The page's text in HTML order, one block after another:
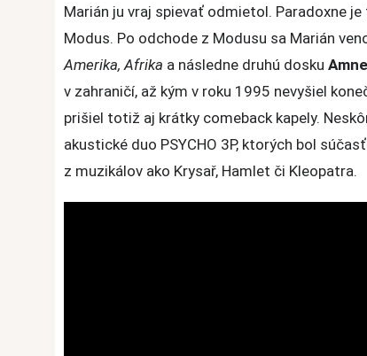
Marián ju vraj spievať odmietol. Paradoxne
Modus. Po odchode z Modusu sa Marián
Amerika, Afrika a následne druhú dosku
v zahraničí, až kým v roku 1995 nevyšiel
prišiel totiž aj krátky comeback kapely.
akustické duo PSYCHO 3P, ktorých bol
z muzikálov ako Krysař, Hamlet či Kleopatra.